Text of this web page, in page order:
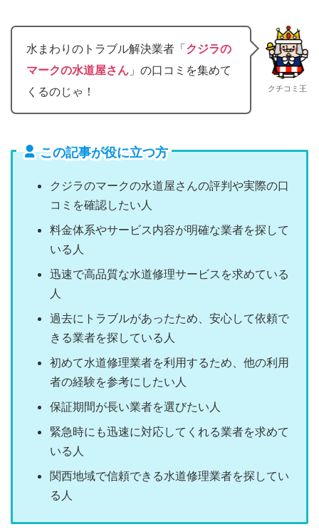
水まわりのトラブル解決業者「クジラの
マークの水道屋さん 」の口コミを集めて
くるのじゃ！
クチコミ王
この記事が役に立つ方
クジラのマークの水道屋さんの評判や実際の口
コミを確認したい人
料金体系やサービス内容が明確な業者を探して
いる人
迅速で高品質な水道修理サービスを求めている
人
過去にトラブルがあったため、安心して依頼で
きる業者を探している人
初めて水道修理業者を利用するため、他の利用
者の経験を参考にしたい人
保証期間が長い業者を選びたい人
緊急時にも迅速に対応してくれる業者を求めて
いる人
関西地域で信頼できる水道修理業者を探してい
る人